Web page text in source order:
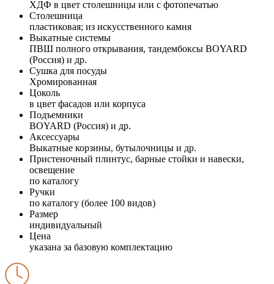
ХДФ в цвет столешницы или с фотопечатью
Столешница
пластиковая; из искусственного камня
Выкатные системы
ПВШ полного открывания, тандембоксы BOYARD
(Россия) и др.
Сушка для посуды
Хромированная
Цоколь
в цвет фасадов или корпуса
Подъемники
BOYARD (Россия) и др.
Аксессуары
Выкатные корзины, бутылочницы и др.
Пристеночный плинтус, барные стойки и навески,
освещение
по каталогу
Ручки
по каталогу (более 100 видов)
Размер
индивидуальный
Цена
указана за базовую комплектацию